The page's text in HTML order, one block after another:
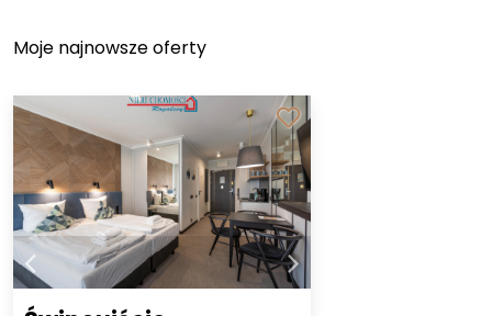
Moje najnowsze oferty